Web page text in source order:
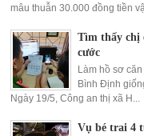
mâu thuẫn 30.000 đồng tiền
Tìm thấy chị
cước
Làm hồ sơ
Bình Định
Ngày 19/5, Công an thị xã H...
Vụ bé trai 4